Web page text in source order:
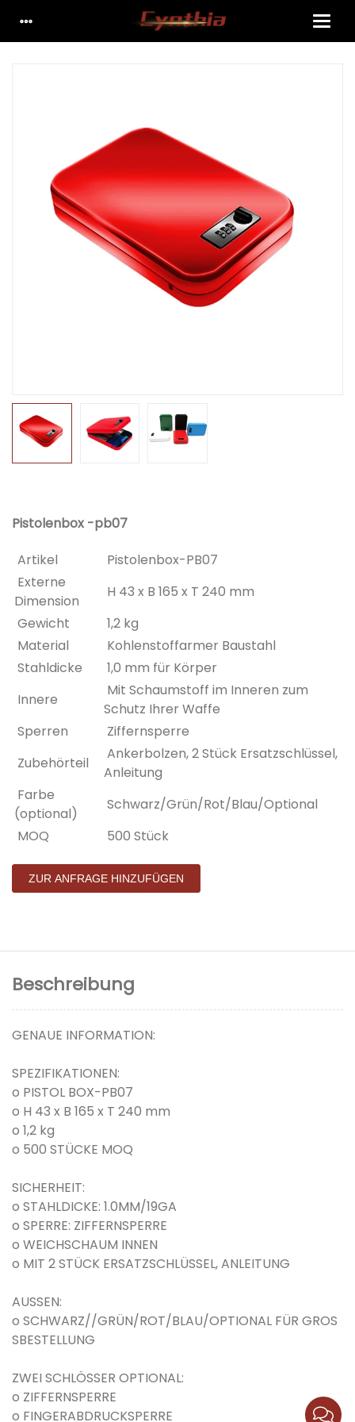
Pistolenbox -pb07
Artikel
Pistolenbox-PB07
Externe
Dimension
H 43 x B 165 x T 240 mm
Gewicht
1,2 kg
Material
Kohlenstoffarmer Baustahl
Stahldicke
1,0 mm für Körper
Innere
Mit Schaumstoff im Inneren zum
Schutz Ihrer Waffe
Sperren
Ziffernsperre
Zubehörteil
Ankerbolzen, 2 Stück Ersatzschlüssel,
Anleitung
Farbe
(optional)
Schwarz/Grün/Rot/Blau/Optional
MOQ
500 Stück
ZUR ANFRAGE HINZUFÜGEN
Beschreibung
GENAUE INFORMATION:
SPEZIFIKATIONEN:
o PISTOL BOX-PB07
o H 43 x B 165 x T 240 mm
o 1,2 kg
o 500 STÜCKE MOQ
SICHERHEIT:
o STAHLDICKE: 1.0MM/19GA
o SPERRE: ZIFFERNSPERRE
o WEICHSCHAUM INNEN
o MIT 2 STÜCK ERSATZSCHLÜSSEL, ANLEITUNG
AUSSEN:
o SCHWARZ//GRÜN/ROT/BLAU/OPTIONAL FÜR GROS
SBESTELLUNG
ZWEI SCHLÖSSER OPTIONAL:
o ZIFFERNSPERRE
o FINGERABDRUCKSPERRE